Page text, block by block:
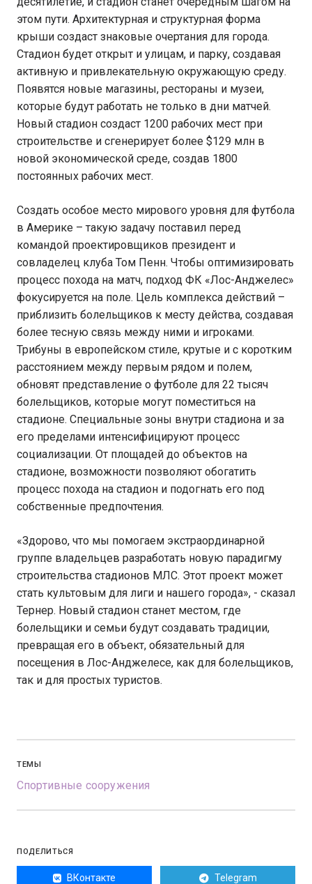
этом пути. Архитектурная и структурная форма
крыши создаст знаковые очертания для города.
Стадион будет открыт и улицам, и парку, создавая
активную и привлекательную окружающую среду.
Появятся новые магазины, рестораны и музеи,
которые будут работать не только в дни матчей.
Новый стадион создаст 1200 рабочих мест при
строительстве и сгенерирует более $129 млн в
новой экономической среде, создав 1800
постоянных рабочих мест.
Создать особое место мирового уровня для футбола
в Америке – такую задачу поставил перед
командой проектировщиков президент и
совладелец клуба Том Пенн. Чтобы оптимизировать
процесс похода на матч, подход ФК «Лос-Анджелес»
фокусируется на поле. Цель комплекса действий –
приблизить болельщиков к месту действа, создавая
более тесную связь между ними и игроками.
Трибуны в европейском стиле, крутые и с коротким
расстоянием между первым рядом и полем,
обновят представление о футболе для 22 тысяч
болельщиков, которые могут поместиться на
стадионе. Специальные зоны внутри стадиона и за
его пределами интенсифицируют процесс
социализации. От площадей до объектов на
стадионе, возможности позволяют обогатить
процесс похода на стадион и подогнать его под
собственные предпочтения.
«Здорово, что мы помогаем экстраординарной
группе владельцев разработать новую парадигму
строительства стадионов МЛС. Этот проект может
стать культовым для лиги и нашего города», - сказал
Тернер. Новый стадион станет местом, где
болельщики и семьи будут создавать традиции,
превращая его в объект, обязательный для
посещения в Лос-Анджелесе, как для болельщиков,
так и для простых туристов.
ТЕМЫ
Спортивные сооружения
ПОДЕЛИТЬСЯ
ВКонтакте Telegram